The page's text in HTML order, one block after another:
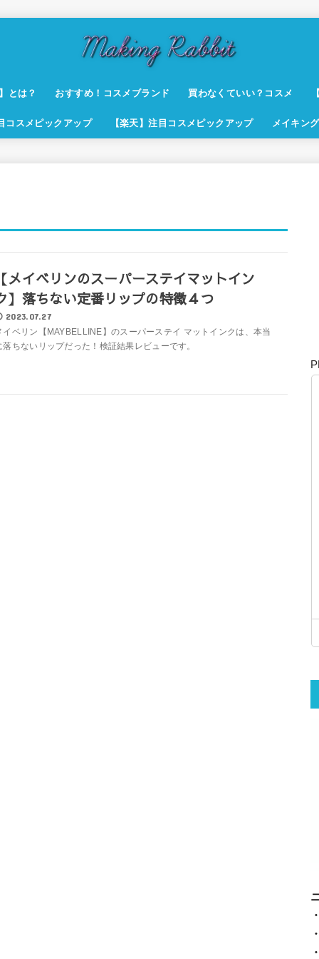
とは？ おすすめ！コスメブランド 買わなくていい？コスメ
コスメピックアップ 【楽天】注目コスメピックアップ メイキン
メイベリンのスーパーステイマットイン
】落ちない定番リップの特徴４つ
2023.07.27
イベリン【MAYBELLINE】のスーパーステイ マットインクは、本当
落ちないリップだった！検証結果レビューです。